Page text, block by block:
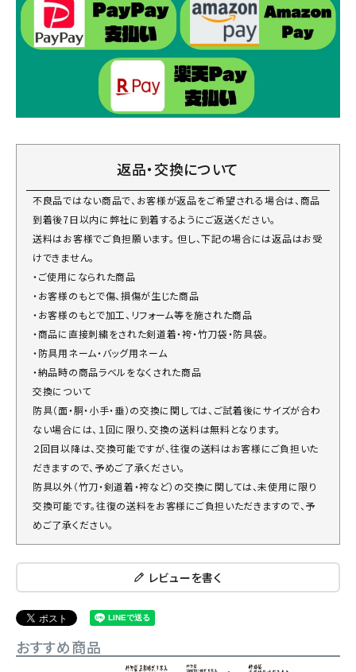
返品・交換について
不良品ではない商品で、お客様が返品をご希望される場合は、商品
到着後7日以内に弊社に到着するようにご返送ください。
送料はお客様でご負担願います。 但し、下記の場合には返品はお受
けできません。
・ご使用になられた商品
・お客様のもとで傷、損傷が生じた商品
・お客様のもとで加工、リフォーム等を施された商品
・商品に直接刺繍をされた剣道着・袴・竹刀袋・防具袋。
・防具用ネーム・バッグ用ネーム
・納品時の商品ラベルをなくされた商品
交換について
防具（面・胴・小手・垂）の交換に関しては、ご試着後にサイズが合わ
ない場合には、１回に限り、交換の送料は無料となります。
２回目以降は、交換可能ですが、往復の送料はお客様にご負担いた
だきますので、予めご了承ください。
防具以外（竹刀・剣道着・袴など）の交換に関しては、未使用に限り
交換可能です。往復の送料をお客様にご負担いただきますので、予
めご了承ください。
レビューを書く
おすすめ商品